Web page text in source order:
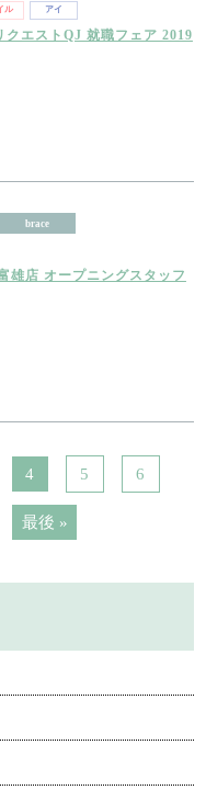
ル アイ
クエストQJ 就職フェア 2019
brace
雄店 オープニングスタッフ
4 5 6
最後 »